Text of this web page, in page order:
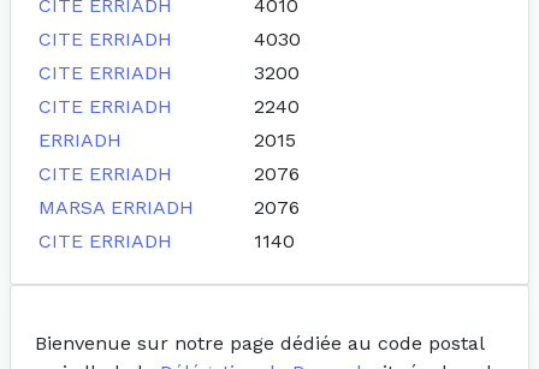
CITE ERRIADH
4010
CITE ERRIADH
4030
CITE ERRIADH
3200
CITE ERRIADH
2240
ERRIADH
2015
CITE ERRIADH
2076
MARSA ERRIADH
2076
CITE ERRIADH
1140
Bienvenue sur notre page dédiée au code postal